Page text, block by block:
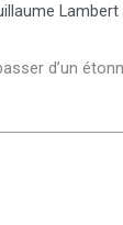
Lambert
d’un